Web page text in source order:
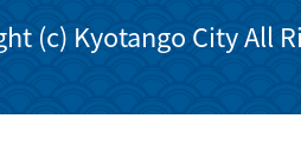
(c) Kyotango City All